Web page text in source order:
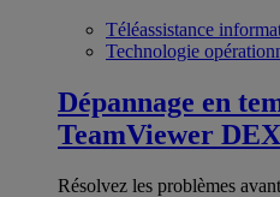
Téléassistance
Technologie
Dépannage en
TeamViewer DEX
Résolvez les problèmes